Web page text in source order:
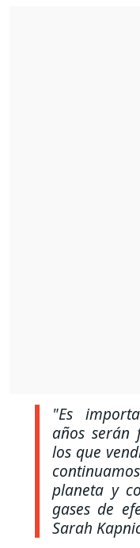
"Es
años serán
los que
planeta y
gases de
Sarah